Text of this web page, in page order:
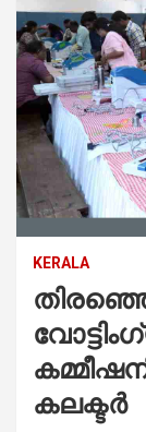
KERALA
കലക്ടര്‍